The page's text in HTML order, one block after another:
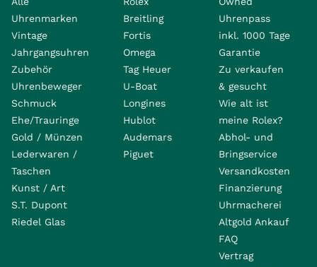
Uhrenmarken
Vintage
Jahrgangsuhren
Zubehör
Uhrenbeweger
Schmuck
Ehe/Trauringe
Gold / Münzen
Lederwaren /
Taschen
Kunst / Art
S.T. Dupont
Riedel Glas
Breitling
Fortis
Omega
Tag Heuer
U-Boat
Longines
Hublot
Audemars
Piguet
Uhrenpass
inkl. 1000 Tage
Garantie
Zu verkaufen
& gesucht
Wie alt ist
meine Rolex?
Abhol- und
Bringservice
Versandkosten
Finanzierung
Uhrmacherei
Altgold Ankauf
FAQ
Vertrag